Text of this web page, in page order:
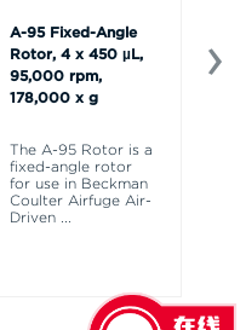
A-95 Fixed-Angle
Rotor, 4 x 450 µL,
95,000 rpm,
178,000 x g
The A-95 Rotor is a
fixed-angle rotor
for use in Beckman
Coulter Airfuge Air-
Driven ...